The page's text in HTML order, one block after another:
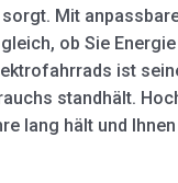
Mit
ob Sie
ist
standhält.
lang hält und